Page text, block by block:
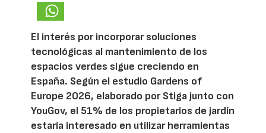
El interés por incorporar soluciones
tecnológicas al mantenimiento de los
espacios verdes sigue creciendo en
España. Según el estudio Gardens of
Europe 2026, elaborado por Stiga junto con
YouGov, el 51% de los propietarios de jardín
estaría interesado en utilizar herramientas